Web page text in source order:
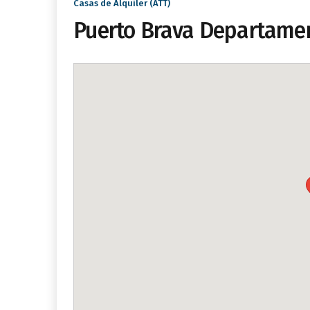
Casas de Alquiler (ATT)
Puerto Brava